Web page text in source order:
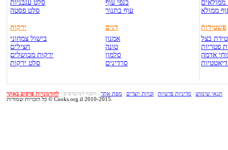
סלט עגבניות
סלט פסטה
ירקות
בישול צמחוני
חצילים
ירקות מבושלים
סלט ירקות
כנפי עוף
עוף בתנור
דגים
אמנון
טונה
סלמון
סרדינים
ממולאים
ממולא
פשטידות
בצל
פטריות
אדמה
תנאי שימוש מדיניות פרטיות זכויות יוצרים מפת אתר הוסף למועדפים
להזדמנויות פרסום באתר
כל הזכויות שמורות © Cooks.org.il 2010-2015.